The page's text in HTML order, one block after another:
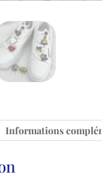
Informations